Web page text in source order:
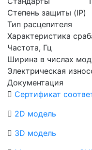
Степень защиты (IP)
Тип расцепителя
Характеристика
Частота, Гц
Ширина в числах
Электрическая
Документация
Cертификат
2D модель
3D модель